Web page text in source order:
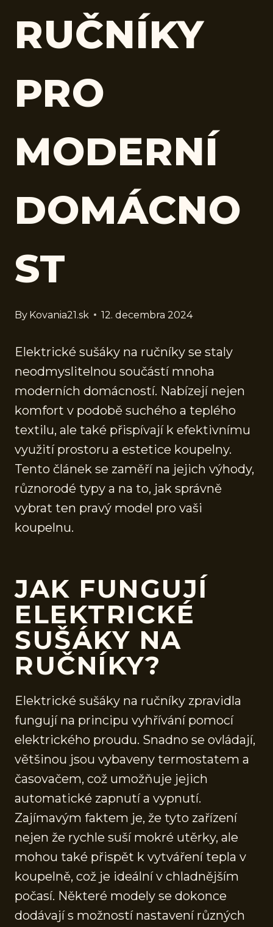
RUČNÍKY
PRO
MODERNÍ
DOMÁCNO
ST
By Kovania21.sk 12. decembra 2024
Elektrické sušáky na ručníky se staly
neodmyslitelnou součástí mnoha
moderních domácností. Nabízejí nejen
komfort v podobě suchého a teplého
textilu, ale také přispívají k efektivnímu
využití prostoru a estetice koupelny.
Tento článek se zaměří na jejich výhody,
různorodé typy a na to, jak správně
vybrat ten pravý model pro vaši
koupelnu.
JAK FUNGUJÍ
ELEKTRICKÉ
SUŠÁKY NA
RUČNÍKY?
Elektrické sušáky na ručníky zpravidla
fungují na principu vyhřívání pomocí
elektrického proudu. Snadno se ovládají,
většinou jsou vybaveny termostatem a
časovačem, což umožňuje jejich
automatické zapnutí a vypnutí.
Zajímavým faktem je, že tyto zařízení
nejen že rychle suší mokré utěrky, ale
mohou také přispět k vytváření tepla v
koupelně, což je ideální v chladnějším
počasí. Některé modely se dokonce
dodávají s možností nastavení různých